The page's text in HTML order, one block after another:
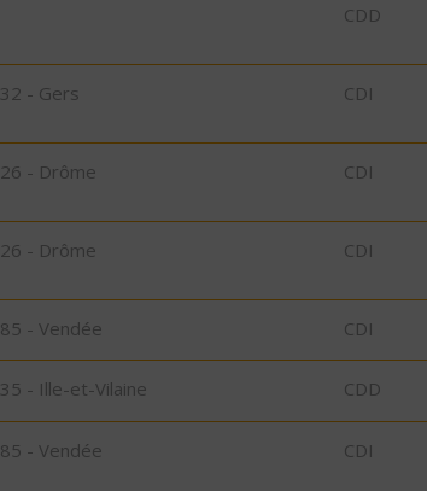
CDD
32 - Gers CDI
26 - Drôme CDI
26 - Drôme CDI
85 - Vendée CDI
35 - Ille-et-Vilaine CDD
85 - Vendée CDI